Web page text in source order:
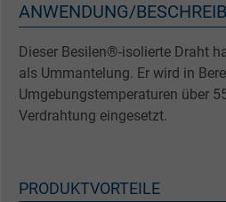
ANWENDUNG/
Dieser Besilen®-isolierte Draht
als Ummantelung. Er wird in
Umgebungstemperaturen über
Verdrahtung eingesetzt.
PRODUKTVORTEILE